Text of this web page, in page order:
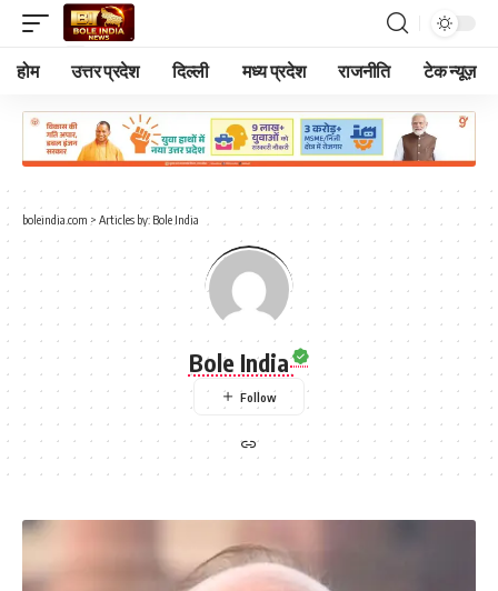
होम उत्तर प्रदेश दिल्ली मध्य प्रदेश राजनीति टेक न्यूज़
boleindia.com > Articles by: Bole India
Bole India